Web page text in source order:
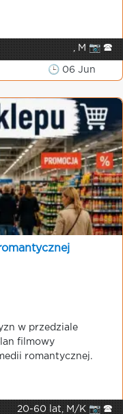
, M 📷 🕿
🕒 06 Jun
w przedziale
filmowy
romantycznej.
20-60 lat, M/K 📷 🕿